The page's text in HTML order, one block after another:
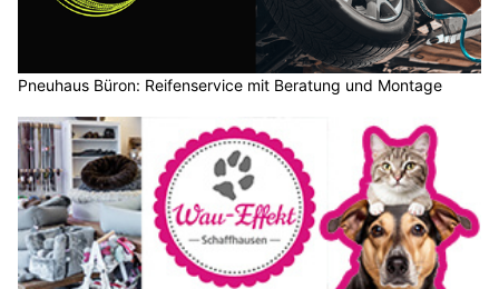
Pneuhaus Büron: Reifenservice mit Beratung und Montage